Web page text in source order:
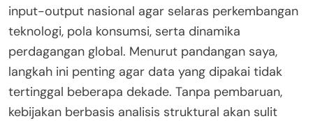
input-output nasional agar selaras perkembangan
teknologi, pola konsumsi, serta dinamika
perdagangan global. Menurut pandangan saya,
langkah ini penting agar data yang dipakai tidak
tertinggal beberapa dekade. Tanpa pembaruan,
kebijakan berbasis analisis struktural akan sulit